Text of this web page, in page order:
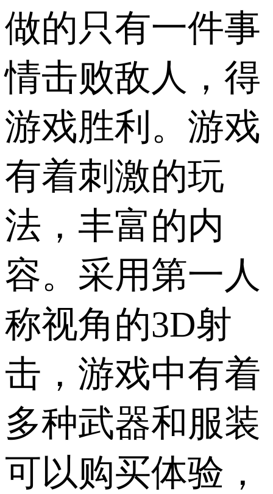
做的只有一件事
情击败敌人，得
游戏胜利。游戏
有着刺激的玩
法，丰富的内
容。采用第一人
称视角的3D射
击，游戏中有着
多种武器和服装
可以购买体验，